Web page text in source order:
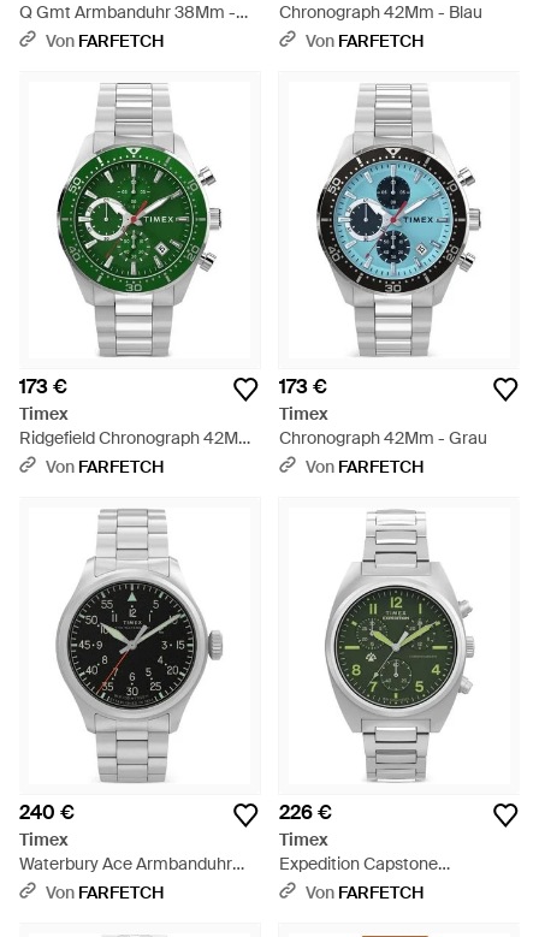
Q Gmt Armbanduhr 38Mm -
GrauVon FARFETCH
Chronograph 42Mm - Blau
Von FARFETCH
173 €
Timex
Ridgefield Chronograph 42Mm
- Grün
Von FARFETCH
173 €
Timex
Chronograph 42Mm - Grau
Von FARFETCH
240 €
Timex
Waterbury Ace Armbanduhr
41Mm - Grau
Von FARFETCH
226 €
Timex
Expedition Capstone
Chronograph 41Mm - Grün
Von FARFETCH